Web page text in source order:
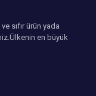
sıfır ürün yada
en büyük